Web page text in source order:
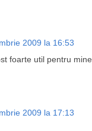
2009 la 16:53
foarte util pentru mine.
2009 la 17:13